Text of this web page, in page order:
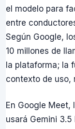
el modelo para
entre
Según Google,
10 millones de
la plataforma; la
contexto de uso,
En Google
usará Gemini 3.5